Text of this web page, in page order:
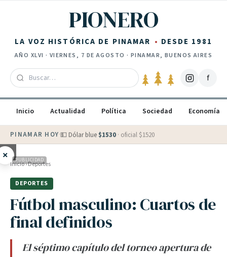
PIONERO
LA VOZ HISTÓRICA DE PINAMAR DESDE 1981
AÑO XLVI · VIERNES, 7 DE AGOSTO · PINAMAR, BUENOS AIRES
f
Inicio Actualidad Política Sociedad Economía
PINAMAR HOY·💵 Dólar blue $1530 · oficial $1520
× PUBLICIDAD
Inicio›Deportes
DEPORTES
Fútbol masculino: Cuartos de
final definidos
El séptimo capítulo del torneo apertura de